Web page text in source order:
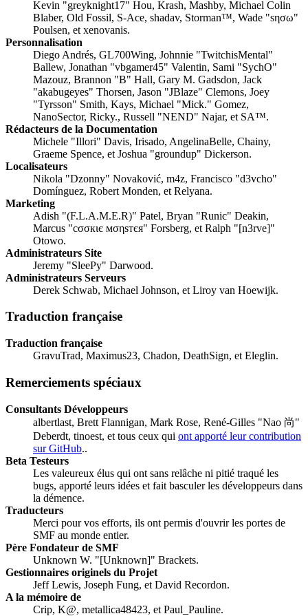
Kevin "greyknight17" Hou, Krash, Mashby, Michael Colin
Blaber, Old Fossil, S-Ace, shadav, Storman™, Wade "sησω"
Poulsen, et xenovanis.
Personnalisation
Diego Andrés, GL700Wing, Johnnie "TwitchisMental"
Ballew, Jonathan "vbgamer45" Valentin, Sami "SychO"
Mazouz, Brannon "B" Hall, Gary M. Gadsdon, Jack
"akabugeyes" Thorsen, Jason "JBlaze" Clemons, Joey
"Tyrsson" Smith, Kays, Michael "Mick." Gomez,
NanoSector, Ricky., Russell "NEND" Najar, et SA™.
Rédacteurs de la Documentation
Michele "Illori" Davis, Irisado, AngelinaBelle, Chainy,
Graeme Spence, et Joshua "groundup" Dickerson.
Localisateurs
Nikola "Dzonny" Novaković, m4z, Francisco "d3vcho"
Domínguez, Robert Monden, et Relyana.
Marketing
Adish "(F.L.A.M.E.R)" Patel, Bryan "Runic" Deakin,
Marcus "cσσкιє мσηѕтєя" Forsberg, et Ralph "[n3rve]"
Otowo.
Administrateurs Site
Jeremy "SleePy" Darwood.
Administrateurs Serveurs
Derek Schwab, Michael Johnson, et Liroy van Hoewijk.
Traduction française
Traduction française
GravuTrad, Maximus23, Chadon, DeathSign, et Eleglin.
Remerciements spéciaux
Consultants Développeurs
albertlast, Brett Flannigan, Mark Rose, René-Gilles "Nao 尚"
Deberdt, tinoest, et tous ceux qui ont apporté leur contribution
sur GitHub..
Beta Testeurs
Les valeureux élus qui ont sans relâche ni pitié traqué les
bugs, apporté leurs idées et fait basculer les développeurs dans
la démence.
Traducteurs
Merci pour vos efforts, ils ont permis d'ouvrir les portes de
SMF au monde entier.
Père Fondateur de SMF
Unknown W. "[Unknown]" Brackets.
Gestionnaires originels du Projet
Jeff Lewis, Joseph Fung, et David Recordon.
A la mémoire de
Crip, K@, metallica48423, et Paul_Pauline.